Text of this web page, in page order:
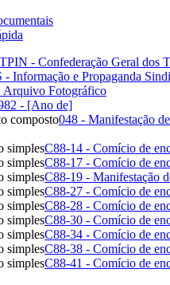
- Confederação Geral dos
- Informação e Propaganda
Arquivo Fotográfico
- [Ano de]
composto048 - Manifestação
simplesC88-14 - Comício de
simplesC88-17 - Comício de
simplesC88-19 - Manifestação
simplesC88-27 - Comício de
simplesC88-28 - Comício de
simplesC88-30 - Comício de
simplesC88-34 - Comício de
simplesC88-38 - Comício de
simplesC88-41 - Comício de